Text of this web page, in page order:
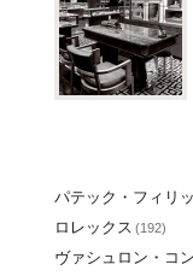
パテック・フィリ
ロレックス (192)
ヴァシュロン・コ